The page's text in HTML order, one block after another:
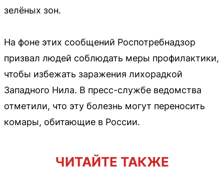
зелёных зон.
На фоне этих сообщений Роспотребнадзор
призвал людей соблюдать меры профилактики,
чтобы избежать заражения лихорадкой
Западного Нила. В пресс-службе ведомства
отметили, что эту болезнь могут переносить
комары, обитающие в России.
ЧИТАЙТЕ ТАКЖЕ